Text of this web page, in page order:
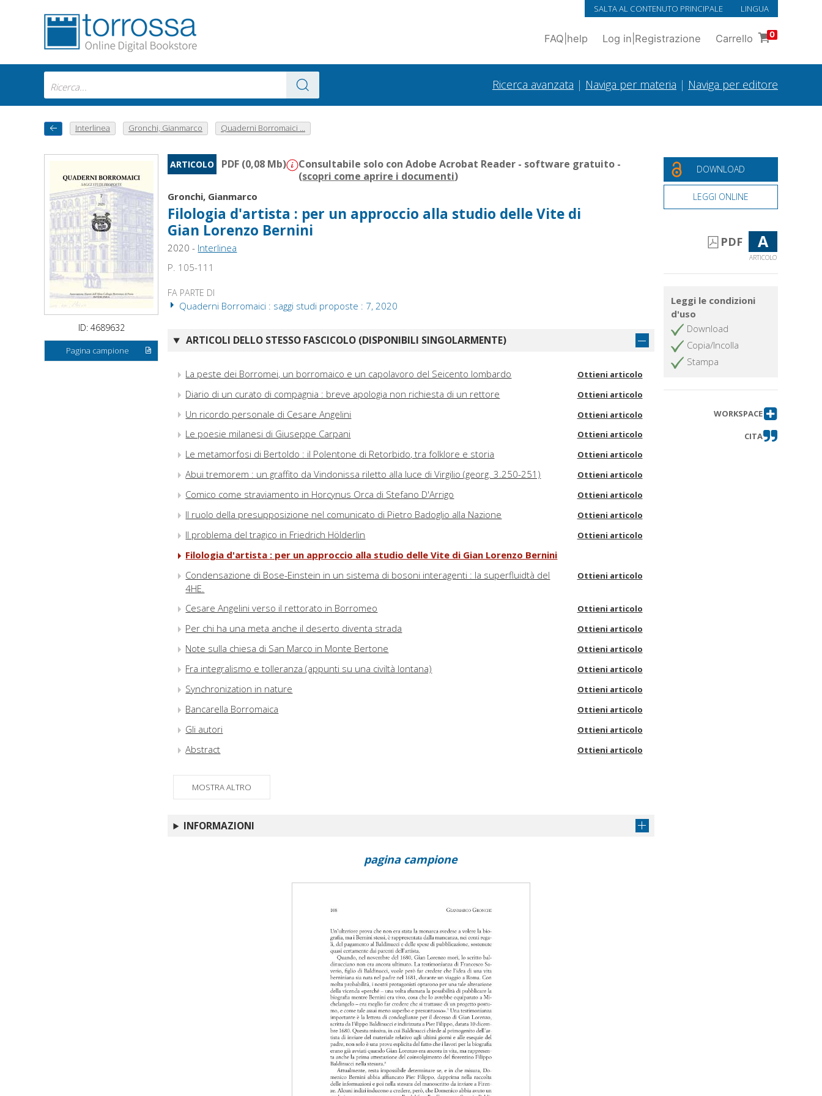
SALTA AL CONTENUTO PRINCIPALE LINGUA
FAQ help Log in Registrazione Carrello 0
Ricerca avanzata | Naviga per materia | Naviga per editore
Interlinea Gronchi, Gianmarco Quaderni Borromaici ...
ID: 4689632
Pagina campione
ARTICOLO PDF (0,08 Mb)
Consultabile solo con Adobe Acrobat Reader - software gratuito -
(scopri come aprire i documenti)
Gronchi, Gianmarco
Filologia d'artista : per un approccio alla studio delle Vite di
Gian Lorenzo Bernini
2020 - Interlinea
P. 105-111
FA PARTE DI
Quaderni Borromaici : saggi studi proposte : 7, 2020
ARTICOLI DELLO STESSO FASCICOLO (DISPONIBILI SINGOLARMENTE)
La peste dei Borromei, un borromaico e un capolavoro del Seicento lombardo Ottieni articolo
Diario di un curato di compagnia : breve apologia non richiesta di un rettore Ottieni articolo
Un ricordo personale di Cesare Angelini Ottieni articolo
Le poesie milanesi di Giuseppe Carpani Ottieni articolo
Le metamorfosi di Bertoldo : il Polentone di Retorbido, tra folklore e storia Ottieni articolo
Abui tremorem : un graffito da Vindonissa riletto alla luce di Virgilio (georg. 3.250-251) Ottieni articolo
Comico come straviamento in Horcynus Orca di Stefano D'Arrigo Ottieni articolo
Il ruolo della presupposizione nel comunicato di Pietro Badoglio alla Nazione Ottieni articolo
Il problema del tragico in Friedrich Hölderlin Ottieni articolo
Filologia d'artista : per un approccio alla studio delle Vite di Gian Lorenzo Bernini
Condensazione di Bose-Einstein in un sistema di bosoni interagenti : la superfluidtà del
4HE.
Ottieni articolo
Cesare Angelini verso il rettorato in Borromeo Ottieni articolo
Per chi ha una meta anche il deserto diventa strada Ottieni articolo
Note sulla chiesa di San Marco in Monte Bertone Ottieni articolo
Fra integralismo e tolleranza (appunti su una civiltà lontana) Ottieni articolo
Synchronization in nature Ottieni articolo
Bancarella Borromaica Ottieni articolo
Gli autori Ottieni articolo
Abstract Ottieni articolo
MOSTRA ALTRO
INFORMAZIONI
DOWNLOAD
LEGGI ONLINE
PDF A
ARTICOLO
Leggi le condizioni
d'uso
Download
Copia/Incolla
Stampa
WORKSPACE
CITA
pagina campione